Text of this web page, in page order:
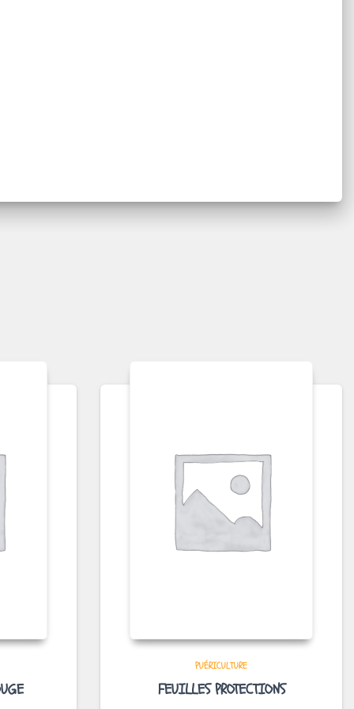
PUÉRICULTURE
FEUILLES PROTECTIONS